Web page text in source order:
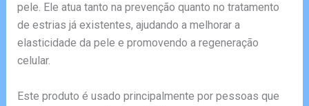
pele. Ele atua tanto na prevenção quanto no tratamento
de estrias já existentes, ajudando a melhorar a
elasticidade da pele e promovendo a regeneração
celular.
Este produto é usado principalmente por pessoas que